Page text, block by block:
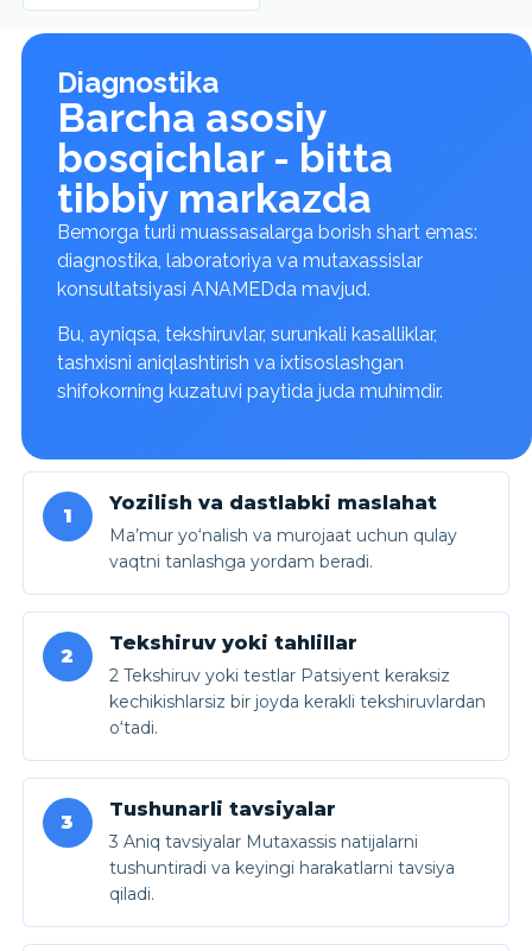
Diagnostika
Barcha asosiy
bosqichlar - bitta
tibbiy markazda
Bemorga turli muassasalarga borish shart emas:
diagnostika, laboratoriya va mutaxassislar
konsultatsiyasi ANAMEDda mavjud.
Bu, ayniqsa, tekshiruvlar, surunkali kasalliklar,
tashxisni aniqlashtirish va ixtisoslashgan
shifokorning kuzatuvi paytida juda muhimdir.
1
Yozilish va dastlabki maslahat
Ma’mur yo‘nalish va murojaat uchun qulay
vaqtni tanlashga yordam beradi.
2
Tekshiruv yoki tahlillar
2 Tekshiruv yoki testlar Patsiyent keraksiz
kechikishlarsiz bir joyda kerakli tekshiruvlardan
o‘tadi.
3
Tushunarli tavsiyalar
3 Aniq tavsiyalar Mutaxassis natijalarni
tushuntiradi va keyingi harakatlarni tavsiya
qiladi.